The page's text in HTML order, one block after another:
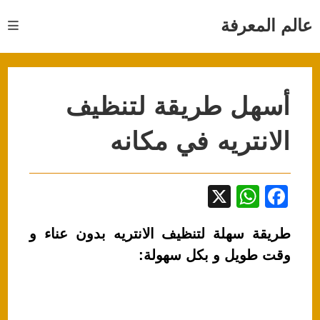
عالم المعرفة
أسهل طريقة لتنظيف
الانتريه في مكانه
F
c
e
W
at
s
طريقة سهلة لتنظيف الانتريه بدون عناء و
وقت طويل و بكل سهولة: